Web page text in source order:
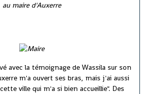
au maire d'Auxerre
avec la témoignage de Wassila sur son
m'a ouvert ses bras, mais j'ai aussi
ville qui m'a si bien accueillie". Des